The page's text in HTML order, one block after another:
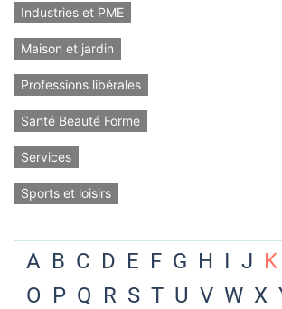
Industries et PME
Maison et jardin
Professions libérales
Santé Beauté Forme
Services
Sports et loisirs
A B C D E F G H I J K
O P Q R S T U V W X